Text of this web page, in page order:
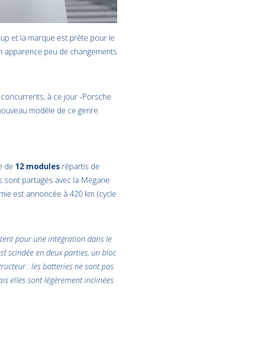
et la marque est prête pour le
apparence peu de changements
à ce jour -Porsche
modèle de ce genre.
de 12 modulesrépartis de
sont partagés avec la Mégane
est annoncée à 420 km (cycle
pour une intégration dans le
scindée en deux parties, un bloc
: les batteries ne sont pas
elles sont légèrement inclinées